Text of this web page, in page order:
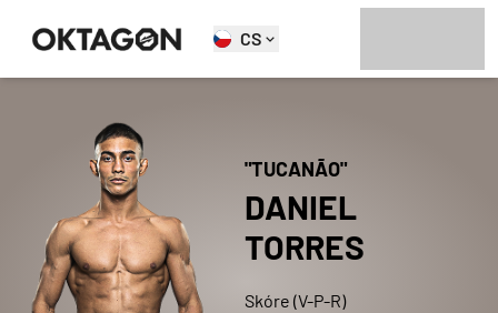
CS
"TUCANÃO"
DANIEL
TORRES
Skóre (V-P-R)